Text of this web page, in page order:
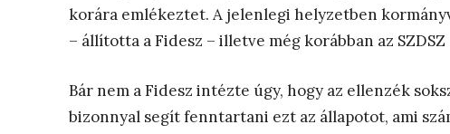
korára emlékeztet. A jelenlegi helyzetben
– állította a Fidesz – illetve még korábban az
Bár nem a Fidesz intézte úgy, hogy az ellenzék
bizonnyal segít fenntartani ezt az állapotot, ami